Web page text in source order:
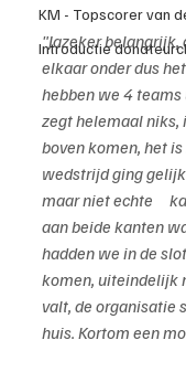
KM - Topscorer van
Introductie
"Jazeker
elkaar onder dus
hebben we 4
zegt helemaal
boven komen, het
wedstrijd ging
maar niet echte
aan beide kanten
hadden we in de
komen, uiteindelijk
valt, de organisatie
huis. Kortom een